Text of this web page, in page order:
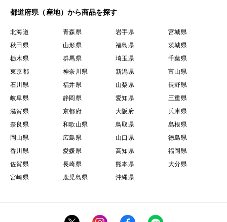
都道府県（産地）から商品を探す
北海道 青森県 岩手県
宮城県
秋田県
山形県 福島県
茨城県
栃木県
群馬県 埼玉県
千葉県
東京都
神奈川県 新潟県
富山県
石川県
福井県 山梨県
長野県
岐阜県
静岡県 愛知県
三重県
滋賀県
京都府 大阪府
兵庫県
奈良県
和歌山県 鳥取県
島根県
岡山県
広島県 山口県
徳島県
香川県
愛媛県 高知県
福岡県
佐賀県
長崎県 熊本県
大分県
宮崎県
鹿児島県 沖縄県